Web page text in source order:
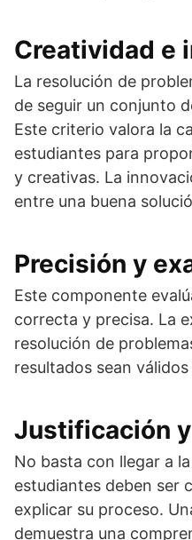
Creatividad e
La resolución de
de seguir un conjunto
Este criterio valora la
estudiantes para
y creativas. La
entre una buena
Precisión y
Este componente
correcta y precisa. La
resolución de
resultados sean
Justificación
No basta con llegar a
estudiantes deben ser
explicar su proceso.
demuestra una